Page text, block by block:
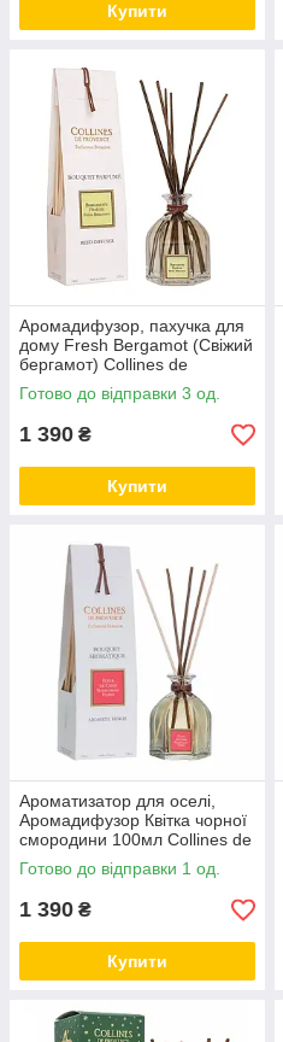
Купити
Аромадифузор, пахучка для
дому Fresh Bergamot (Свіжий
бергамот) Collines de
Provence, 100 мл
Готово до відправки 3 од.
1 390 ₴
Купити
Ароматизатор для оселі,
Аромадифузор Квітка чорної
смородини 100мл Collines de
Provence
Готово до відправки 1 од.
1 390 ₴
Купити